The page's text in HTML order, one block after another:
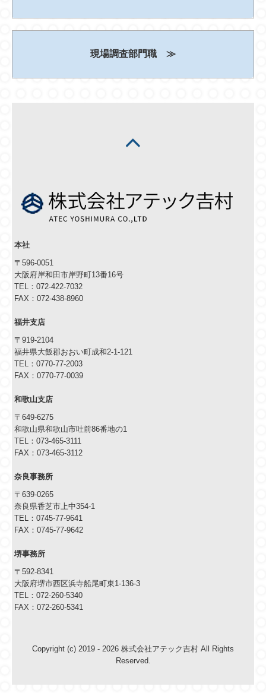
現場調査部門職 ≫
本社
〒596-0051
大阪府岸和田市岸野町13番16号
TEL：072-422-7032
FAX：072-438-8960
福井支店
〒919-2104
福井県大飯郡おおい町成和2-1-121
TEL：0770-77-2003
FAX：0770-77-0039
和歌山支店
〒649-6275
和歌山県和歌山市吐前86番地の1
TEL：073-465-3111
FAX：073-465-3112
奈良事務所
〒639-0265
奈良県香芝市上中354-1
TEL：0745-77-9641
FAX：0745-77-9642
堺事務所
〒592-8341
大阪府堺市西区浜寺船尾町東1-136-3
TEL：072-260-5340
FAX：072-260-5341
Copyright (c) 2019 - 2026 株式会社アテック吉村 All Rights
Reserved.